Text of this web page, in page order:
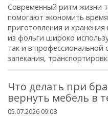
Современный ритм жизни
помогают экономить
приготовления и
из фольги широко
так и в
запекания,
Что делать при
вернуть мебель в
05.07.2026 09:08